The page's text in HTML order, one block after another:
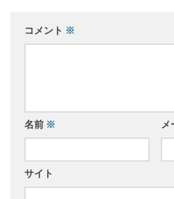
コメント ※
名前 ※ メ
サイト